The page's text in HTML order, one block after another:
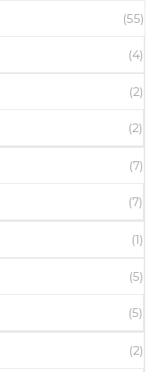
(55)
(4)
(2)
(2)
(7)
(7)
(1)
(5)
(5)
(2)